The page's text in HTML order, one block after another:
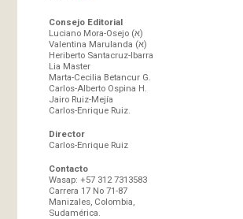
Consejo Editorial
Luciano Mora-Osejo (א)
Valentina Marulanda (א)
Heriberto Santacruz-Ibarra
Lia Master
Marta-Cecilia Betancur G.
Carlos-Alberto Ospina H.
Jairo Ruiz-Mejía
Carlos-Enrique Ruiz.
Director
Carlos-Enrique Ruiz
Contacto
Wasap: +57 312 7313583
Carrera 17 No 71-87
Manizales, Colombia,
Sudamérica.